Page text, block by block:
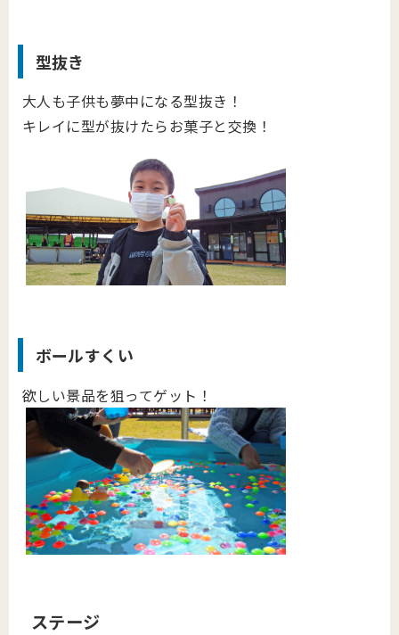
型抜き
大人も子供も夢中になる型抜き！
キレイに型が抜けたらお菓子と交換！
ボールすくい
欲しい景品を狙ってゲット！
ステージ